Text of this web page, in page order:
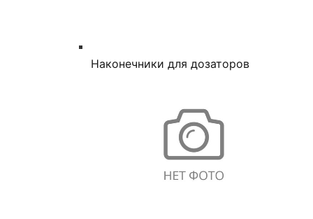
Наконечники для дозаторов